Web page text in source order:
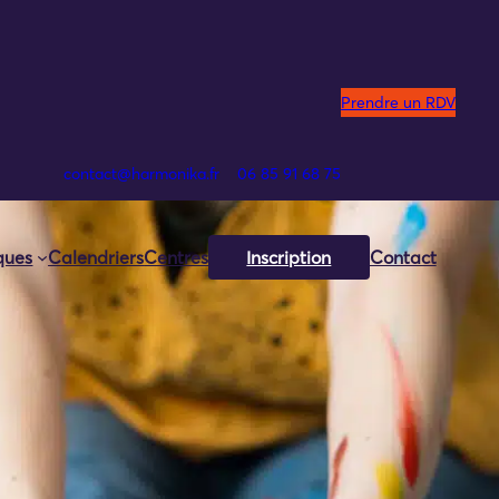
contact@harmonika.fr 06 85 91 68 75
Prendre un RDV
CalendriersCentres Inscription Contact